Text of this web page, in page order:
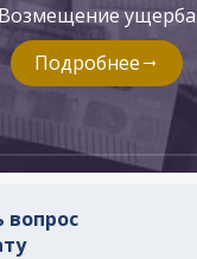
Возмещение ущерба
Подробнее
вопрос